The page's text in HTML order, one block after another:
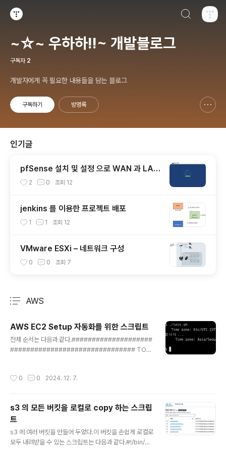
~☆~ 우하하!!~ 개발블로그
구독자 2
개발자에게 꼭 필요한 내용들을 담는 블로그
구독하기 방명록
인기글
pfSense 설치 및 설정 으로 WAN 과 LAN
연결하기
2 0 조회 12
jenkins 를 이용한 프로젝트 배포
1 1 조회 12
VMware ESXi – 네트워크 구성
0 0 조회 7
AWS
AWS EC2 Setup 자동화를 위한 스크립트
전체 순서는 다음과 같다.####################
############################### TOC
ebapp 계정 생성########################
에 #!/bin/bash 를 추가해서 파일로 작성하면 실행이 가
능하다.파일로 저장된 스크립트 파일은 실행 모드를 추가
해야 한다.sudo chmod +x 타임존 설정AWS EC2 인
스턴스를 생성한 후 별도의 설정을 하지 않으면 UTC 기준
0 0 2024. 12. 7.
s3 의 모든 버킷을 로컬로 copy 하는 스크립
트
s3 에 여러 버킷을 만들어 두었다.이 버킷을 손쉽게 로컬로
모두 내려받을 수 있는 스크립트는 다음과 같다.#!/bin/ba